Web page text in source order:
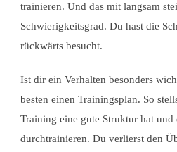
trainieren. Und das mit langsam
Schwierigkeitsgrad. Du hast die
rückwärts besucht.
Ist dir ein Verhalten besonders
besten einen Trainingsplan. So
Training eine gute Struktur hat und
durchtrainieren. Du verlierst den